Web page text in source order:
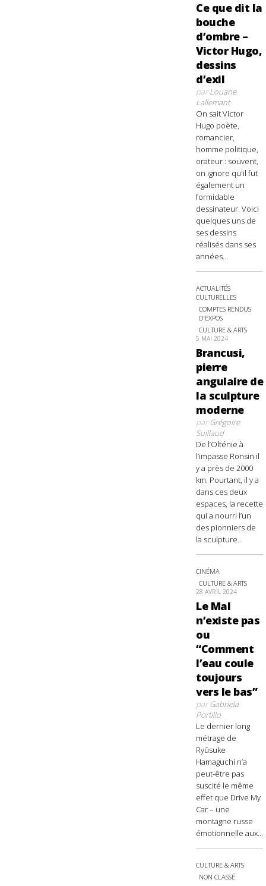
Ce que dit la
bouche
d’ombre –
Victor Hugo,
dessins
d’exil
parLouane
Lallemant
On sait Victor
Hugo poète,
romancier,
homme politique,
orateur : souvent,
on ignore qu'il fut
également un
formidable
dessinateur. Voici
quelques uns de
ses dessins
réalisés dans ses
années...
ACTUALITÉS
CULTURELLES
COMPTES RENDUS
D'EXPOS
CULTURE & ARTS
5 MAI 2024
Brancusi,
pierre
angulaire de
la sculpture
moderne
parGrégoire
Suillaud
De l’Olténie à
l’impasse Ronsin il
y a près de 2000
km. Pourtant, il y a
dans ces deux
espaces, la recette
qui a nourri l’un
des pionniers de
la sculpture...
CINÉMA
CULTURE & ARTS
28 AVRIL 2024
Le Mal
n’existe pas
ou
“Comment
l’eau coule
toujours
vers le bas”
parGabriela
Portillo
Le dernier long
métrage de
Ryûsuke
Hamaguchi n’a
peut-être pas
suscité le même
effet que Drive My
Car – une
montagne russe
émotionnelle aux...
CULTURE & ARTS
NON CLASSÉ